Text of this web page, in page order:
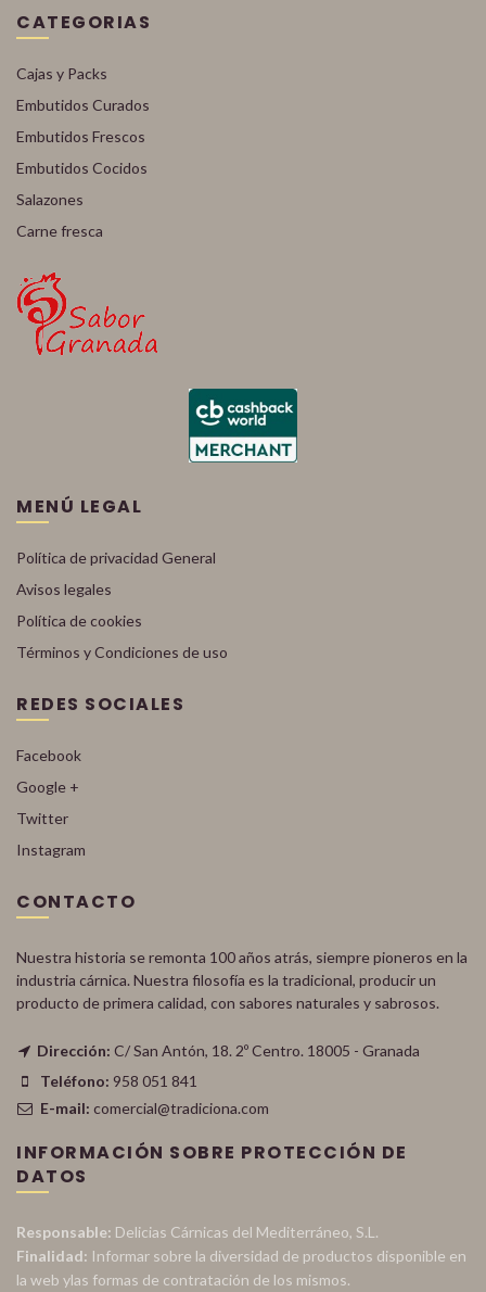
CATEGORIAS
Cajas y Packs
Embutidos Curados
Embutidos Frescos
Embutidos Cocidos
Salazones
Carne fresca
MENÚ LEGAL
Política de privacidad General
Avisos legales
Política de cookies
Términos y Condiciones de uso
REDES SOCIALES
Facebook
Google +
Twitter
Instagram
CONTACTO
Nuestra historia se remonta 100 años atrás, siempre pioneros en la
industria cárnica. Nuestra filosofía es la tradicional, producir un
producto de primera calidad, con sabores naturales y sabrosos.
Dirección: C/ San Antón, 18. 2º Centro. 18005 - Granada
Teléfono: 958 051 841
E-mail: comercial@tradiciona.com
INFORMACIÓN SOBRE PROTECCIÓN DE
DATOS
Responsable: Delicias Cárnicas del Mediterráneo, S.L.
Finalidad: Informar sobre la diversidad de productos disponible en
la web ylas formas de contratación de los mismos.